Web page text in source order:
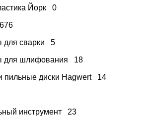
Йорк 0
676
для сварки 5
для шлифования 18
пильные диски Hagwert 14
инструмент 23